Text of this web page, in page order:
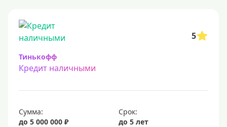
5
Тинькофф
Кредит наличными
Сумма:
до 5 000 000 ₽
Срок:
до 5 лет